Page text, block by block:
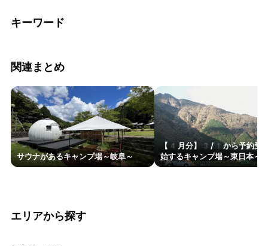
キーワード
関連まとめ
サウナがあるキャンプ場～岐阜～
【4月分】3/1から予約受
始するキャンプ場～東日本～
エリアから探す